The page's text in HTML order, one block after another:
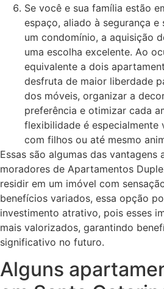
Se você e sua família estão
espaço, aliado à segurança
um condomínio, a aquisição
uma escolha excelente. Ao
equivalente a dois
desfruta de maior liberdade
dos móveis, organizar a
preferência e otimizar cada
flexibilidade é especialmente
com filhos ou até mesmo
Essas são algumas das vantagens
moradores de Apartamentos
residir em um imóvel com
benefícios variados, essa opção
investimento atrativo, pois esses
mais valorizados, garantindo
significativo no futuro.
Alguns